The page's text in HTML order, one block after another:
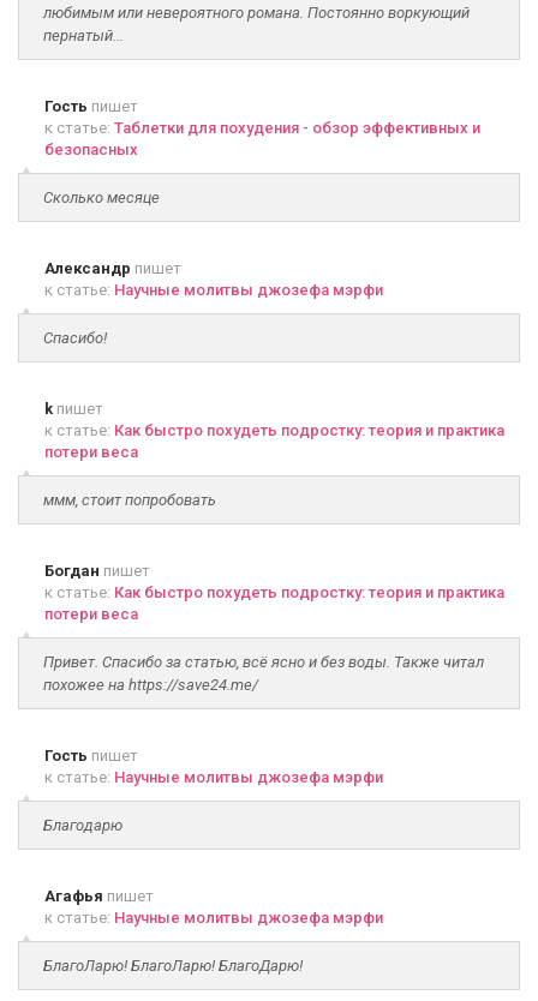
любимым или невероятного романа. Постоянно воркующий
пернатый...
Гость пишет
к статье: Таблетки для похудения - обзор эффективных и
безопасных
Сколько месяце
Александр пишет
к статье: Научные молитвы джозефа мэрфи
Спасибо!
k пишет
к статье: Как быстро похудеть подростку: теория и практика
потери веса
ммм, стоит попробовать
Богдан пишет
к статье: Как быстро похудеть подростку: теория и практика
потери веса
Привет. Спасибо за статью, всё ясно и без воды. Также читал
похожее на https://save24.me/
Гость пишет
к статье: Научные молитвы джозефа мэрфи
Благодарю
Агафья пишет
к статье: Научные молитвы джозефа мэрфи
БлагоЛарю! БлагоЛарю! БлагоДарю!